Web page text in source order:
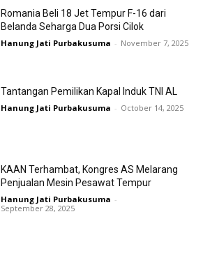
Romania Beli 18 Jet Tempur F-16 dari
Belanda Seharga Dua Porsi Cilok
Hanung Jati Purbakusuma - November 7, 2025
Tantangan Pemilikan Kapal Induk TNI AL
Hanung Jati Purbakusuma - October 14, 2025
KAAN Terhambat, Kongres AS Melarang
Penjualan Mesin Pesawat Tempur
Hanung Jati Purbakusuma -
September 28, 2025